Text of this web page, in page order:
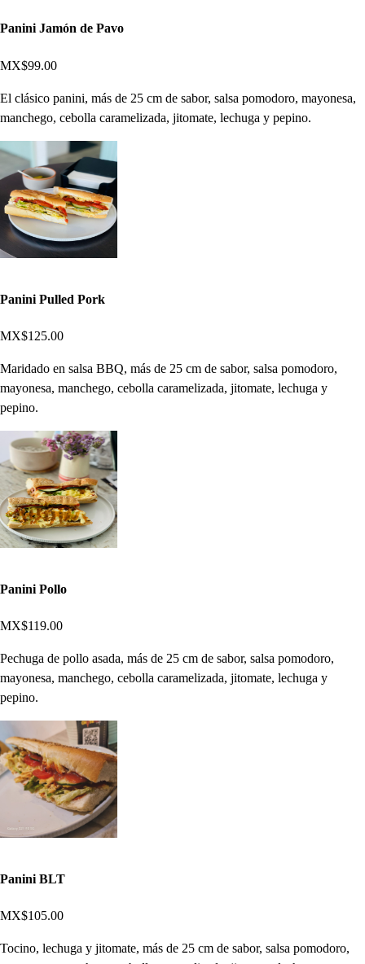
Panini Jamón de Pavo
MX$99.00
El clásico panini, más de 25 cm de sabor, salsa pomodoro, mayonesa,
manchego, cebolla caramelizada, jitomate, lechuga y pepino.
Panini Pulled Pork
MX$125.00
Maridado en salsa BBQ, más de 25 cm de sabor, salsa pomodoro,
mayonesa, manchego, cebolla caramelizada, jitomate, lechuga y
pepino.
Panini Pollo
MX$119.00
Pechuga de pollo asada, más de 25 cm de sabor, salsa pomodoro,
mayonesa, manchego, cebolla caramelizada, jitomate, lechuga y
pepino.
Panini BLT
MX$105.00
Tocino, lechuga y jitomate, más de 25 cm de sabor, salsa pomodoro,